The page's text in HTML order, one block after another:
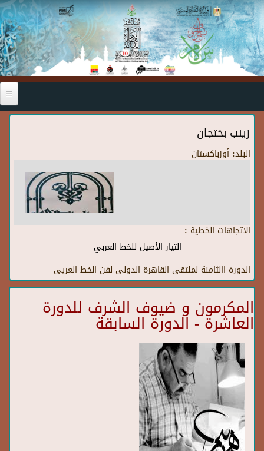
Skip to main content
زينب بختجان
البلد: أوزباكستان
الاتجاهات الخطية :
التيار الأصيل للخط العربي
الدورة االثامنة لملتقى القاهرة الدولى لفن الخط العريى
المكرمون و ضيوف الشرف للدورة
العاشرة - الدورة السابقة